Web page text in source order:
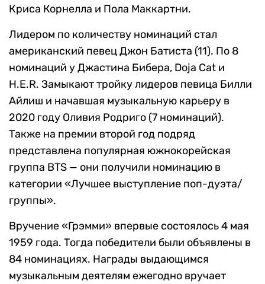
Криса Корнелла и Пола Маккартни.
Лидером по количеству номинаций стал
американский певец Джон Батиста (11). По 8
номинаций у Джастина Бибера, Doja Cat и
H.E.R. Замыкают тройку лидеров певица Билли
Айлиш и начавшая музыкальную карьеру в
2020 году Оливия Родриго (7 номинаций).
Также на премии второй год подряд
представлена популярная южнокорейская
группа BTS — они получили номинацию в
категории «Лучшее выступление поп-дуэта/
группы».
Вручение «Грэмми» впервые состоялось 4 мая
1959 года. Тогда победители были объявлены в
84 номинациях. Награды выдающимся
музыкальным деятелям ежегодно вручает